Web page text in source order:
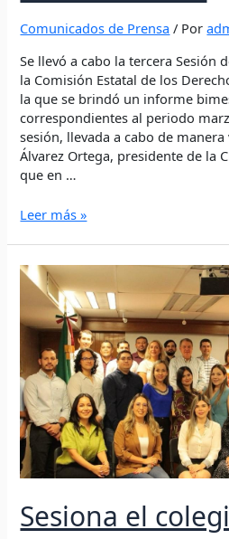
Comunicados de Prensa / Por
Se llevó a cabo la tercera Sesión
la Comisión Estatal de los
la que se brindó un informe
correspondientes al periodo
sesión, llevada a cabo de manera
Álvarez Ortega, presidente de la
que en …
Leer más »
Sesiona el
Sesiona
colegio
de
visitadores
y
visitadoras
de
la
CEDH